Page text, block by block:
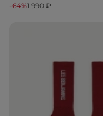
-64%1 990 ₽